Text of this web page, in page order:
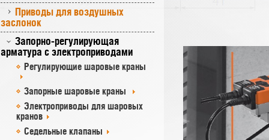
Приводы для воздушных
заслонок
Запорно-регулирующая
арматура с электроприводами
Регулирующие шаровые краны
Запорные шаровые краны
Электроприводы для шаровых
кранов
Седельные клапаны